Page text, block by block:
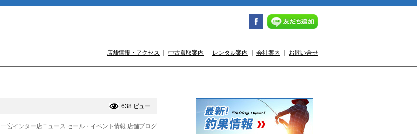
店舗情報・アクセス 中古買取案内 レンタル案内 会社案内 お問い合せ
638 ビュー
一宮インター店ニュース セール・イベント情報 店舗ブログ